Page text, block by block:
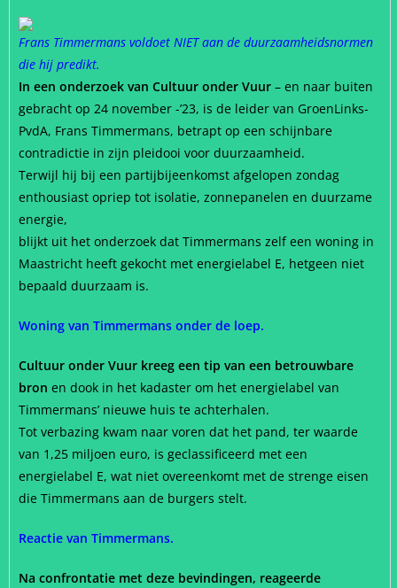
Frans Timmermans voldoet NIET aan de duurzaamheidsnormen
die hij predikt.
In een onderzoek van Cultuur onder Vuur – en naar buiten
gebracht op 24 november -’23, is de leider van GroenLinks-
PvdA, Frans Timmermans, betrapt op een schijnbare
contradictie in zijn pleidooi voor duurzaamheid.
Terwijl hij bij een partijbijeenkomst afgelopen zondag
enthousiast opriep tot isolatie, zonnepanelen en duurzame
energie,
blijkt uit het onderzoek dat Timmermans zelf een woning in
Maastricht heeft gekocht met energielabel E, hetgeen niet
bepaald duurzaam is.
Woning van Timmermans onder de loep.
Cultuur onder Vuur kreeg een tip van een betrouwbare
bron en dook in het kadaster om het energielabel van
Timmermans’ nieuwe huis te achterhalen.
Tot verbazing kwam naar voren dat het pand, ter waarde
van 1,25 miljoen euro, is geclassificeerd met een
energielabel E, wat niet overeenkomt met de strenge eisen
die Timmermans aan de burgers stelt.
Reactie van Timmermans.
Na confrontatie met deze bevindingen, reageerde